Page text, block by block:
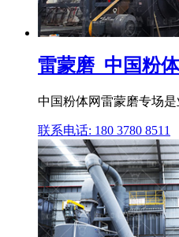
雷蒙磨_中国粉
中国粉体网雷蒙磨专场
联系电话: 180 3780 8511